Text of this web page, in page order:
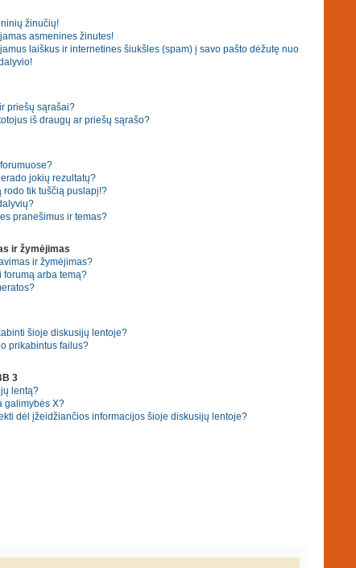
žinučių!
asmenines žinutes!
laiškus ir internetines šiukšles (spam) į savo pašto dėžutę nuo
priešų sąrašai?
iš draugų ar priešų sąrašo?
jokių rezultatų?
rodo tik tuščią puslapį!?
pranešimus ir temas?
ir žymėjimas
ir žymėjimas?
forumą arba temą?
šioje diskusijų lentoje?
prikabintus failus?
3
lentą?
galimybės X?
dėl įžeidžiančios informacijos šioje diskusijų lentoje?